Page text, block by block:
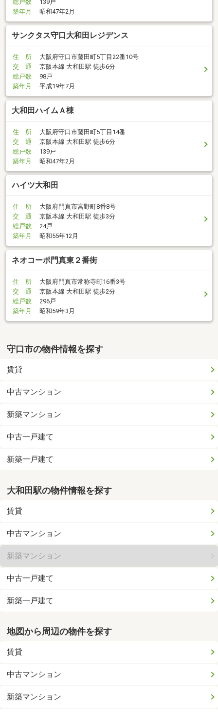
総戸数
139戸
築年月
昭和47年2月
サンクタス守口大和田レジデンス
住 所
大阪府守口市藤田町5丁目22番10号
交 通
京阪本線 大和田駅 徒歩6分
総戸数
98戸
築年月
平成19年7月
大和田ハイムＡ棟
住 所
大阪府守口市藤田町5丁目14番
交 通
京阪本線 大和田駅 徒歩6分
総戸数
139戸
築年月
昭和47年2月
ハイツ大和田
住 所
大阪府門真市宮野町8番8号
交 通
京阪本線 大和田駅 徒歩3分
総戸数
24戸
築年月
昭和55年12月
ネオコーポ門真東２番街
住 所
大阪府門真市常称寺町16番3号
交 通
京阪本線 大和田駅 徒歩2分
総戸数
296戸
築年月
昭和59年3月
守口市の物件情報を探す
賃貸
中古マンション
新築マンション
中古一戸建て
新築一戸建て
大和田駅の物件情報を探す
賃貸
中古マンション
新築マンション
中古一戸建て
新築一戸建て
地図から周辺の物件を探す
賃貸
中古マンション
新築マンション